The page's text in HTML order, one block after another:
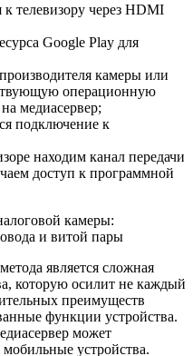
телевизору через HDMI
Google Play для
камеры или
операционную
медиасервер;
подключение к
находим канал передачи
доступ к программной
камеры:
и витой пары
является сложная
которую осилит не каждый
преимуществ
функции устройства.
может
устройства.